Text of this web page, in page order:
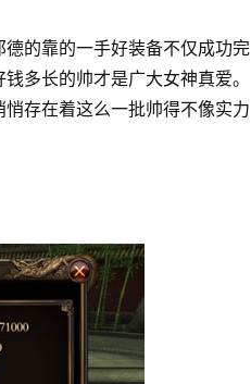
的靠的一手好装备不仅成功完
多长的帅才是广大女神真爱。
存在着这么一批帅得不像实力